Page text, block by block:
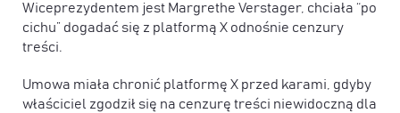
Wiceprezydentem jest Margrethe Verstager, chciała “po
cichu” dogadać się z platformą X odnośnie cenzury
treści.
Umowa miała chronić platformę X przed karami, gdyby
właściciel zgodził się na cenzurę treści niewidoczną dla